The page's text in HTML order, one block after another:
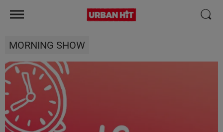
MORNING SHOW